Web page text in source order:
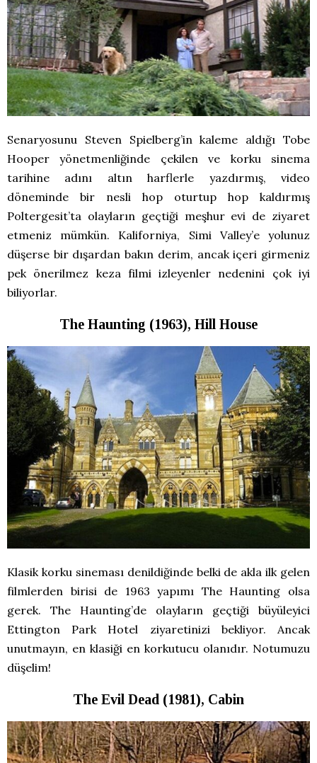
Senaryosunu Steven Spielberg’in kaleme aldığı Tobe
Hooper yönetmenliğinde çekilen ve korku sinema
tarihine adını altın harflerle yazdırmış, video
döneminde bir nesli hop oturtup hop kaldırmış
Poltergesit’ta olayların geçtiği meşhur evi de ziyaret
etmeniz mümkün. Kaliforniya, Simi Valley’e yolunuz
düşerse bir dışardan bakın derim, ancak içeri girmeniz
pek önerilmez keza filmi izleyenler nedenini çok iyi
biliyorlar.
The Haunting (1963), Hill House
Klasik korku sineması denildiğinde belki de akla ilk gelen
filmlerden birisi de 1963 yapımı The Haunting olsa
gerek. The Haunting’de olayların geçtiği büyüleyici
Ettington Park Hotel ziyaretinizi bekliyor. Ancak
unutmayın, en klasiği en korkutucu olanıdır. Notumuzu
düşelim!
The Evil Dead (1981), Cabin